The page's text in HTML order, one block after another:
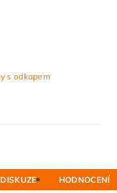
s odkapem
DISKUZE HODNOCENÍ